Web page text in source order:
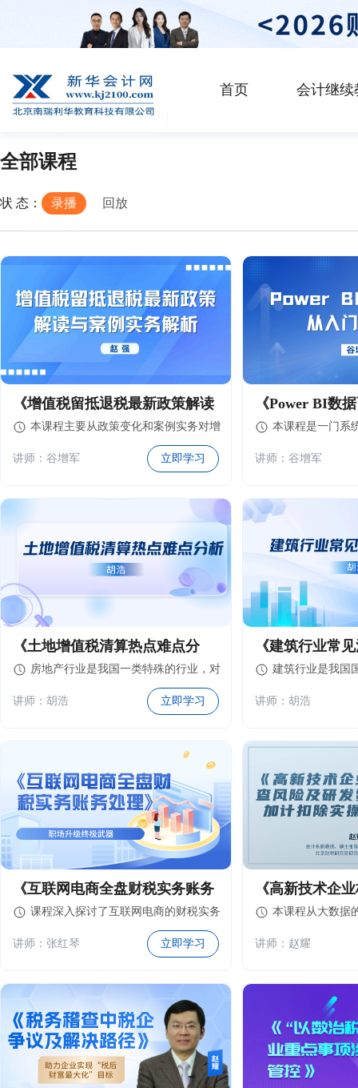
首页 会计继续
全部课程
状 态： 录播 回放
《增值税留抵退税最新政策解读
与案例实务解析》
本课程主要从政策变化和案例实务对增
值税期末留抵退税进行了全方位、多维
度的讲解，不仅对政策规定进行了精准
讲师：谷增军 立即学习
《Power BI数
精通》
本课程是一门系
讲师：谷增军
《土地增值税清算热点难点分
析》房地产行业是我国一类特殊的行业，对
讲师：胡浩
立即学习
《建筑行业常
建筑行业是我国
讲师：胡浩
《互联网电商全盘财税实务账务
处理》
课程深入探讨了互联网电商的财税实务
处理，从电商财务与传统财务的对比出
发，全面介绍了收入核算、成本费用核
键财税环节。同时，课程还针对跨境电
商的税务风险、合同发票问题以及节税
技巧进行了细致讲解。学员将通过本课
程掌握电商财税处理的精髓，提升财税
管理能力，为电商企业的稳健发展提供
讲师：张红琴 立即学习
《高新技术企
费用加计扣除
本课程从大数据
新理念，帮助企
机遇和挑战，实
险锁定在可接受
讲师：赵耀